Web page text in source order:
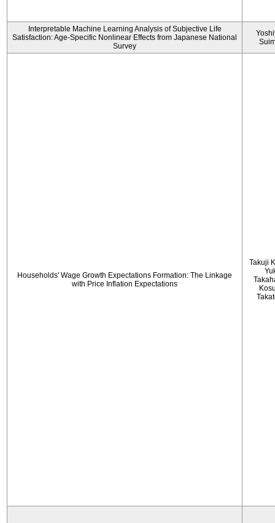
Interpretable Machine Learning Analysis of Subjective Life
Satisfaction: Age-Specific Nonlinear Effects from Japanese National
Survey
Households' Wage Growth Expectations Formation: The Linkage
with Price Inflation Expectations
Takuji